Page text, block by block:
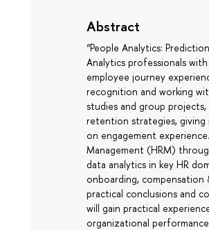
Abstract
“People Analytics:
Analytics professionals
employee journey
recognition and working
studies and group
retention strategies, giving
on engagement
Management (HRM)
data analytics in key HR
onboarding,
practical conclusions and
will gain practical
organizational